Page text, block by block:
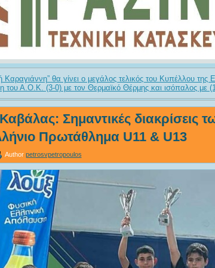
Καραγιάννη” θα γίνει ο μεγάλος τελικός του Κυπέλλου
του Α.Ο.Κ. (3-0) με τον Θερμαϊκό Θέρμης και ισόπαλος με
Σημαντικές διακρίσεις
Πρωτάθλημα U11 & U13
Author petrosvpetropoulos